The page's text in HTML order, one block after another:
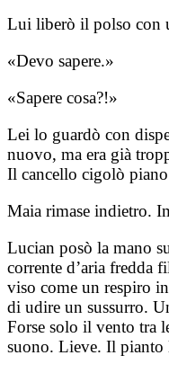
Lui liberò il polso con
«Devo sapere.»
«Sapere cosa?!»
Lei lo guardò con
nuovo, ma era già
Il cancello cigolò
Maia rimase indietro.
Lucian posò la mano
corrente d’aria fredda
viso come un respiro
di udire un sussurro.
Forse solo il vento tra
suono. Lieve. Il